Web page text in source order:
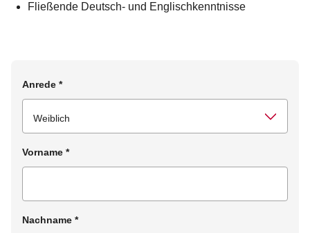
Fließende Deutsch- und Englischkenntnisse
Anrede *
Vorname *
Nachname *